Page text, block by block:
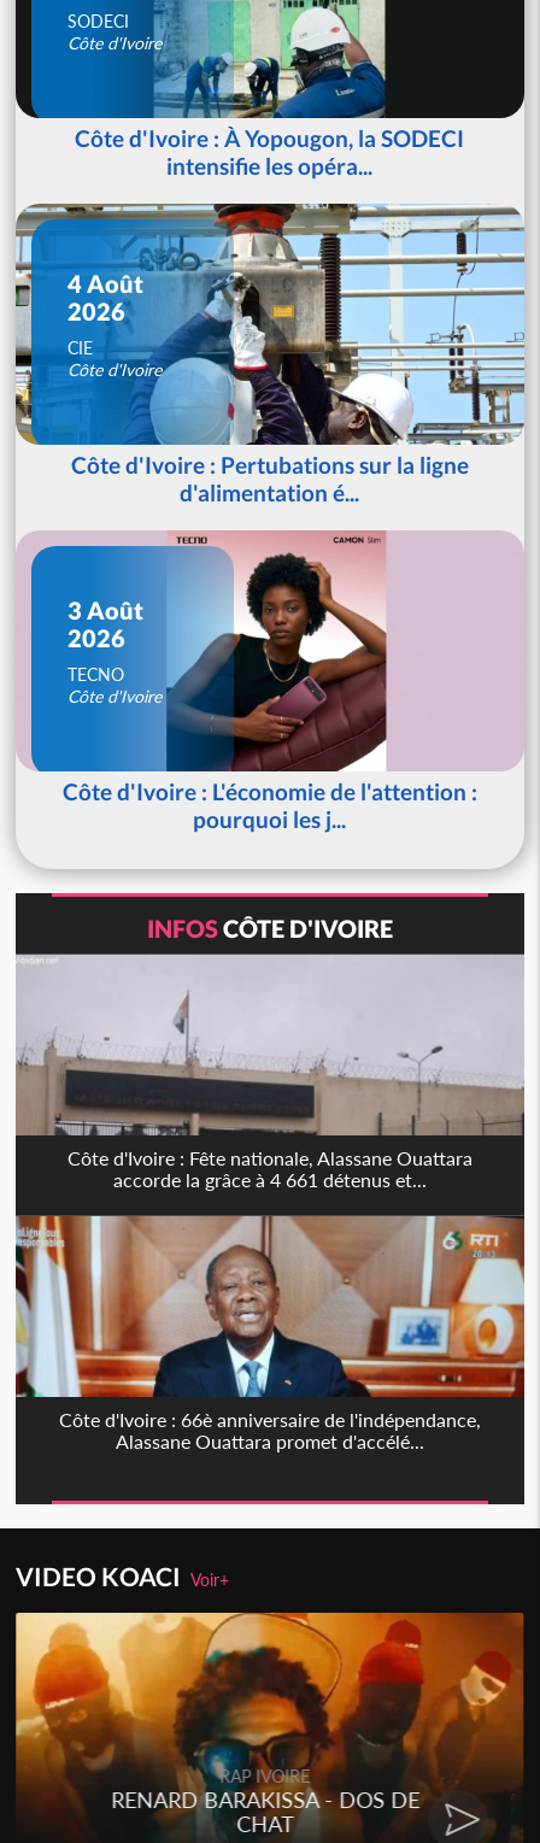
SODECI
Côte d'Ivoire
Côte d'Ivoire : À Yopougon, la SODECI
intensifie les opéra...
4 Août
2026
CIE
Côte d'Ivoire
Côte d'Ivoire : Pertubations sur la ligne
d'alimentation é...
3 Août
2026
TECNO
Côte d'Ivoire
Côte d'Ivoire : L'économie de l'attention :
pourquoi les j...
INFOSCÔTE D'IVOIRE
Côte d'Ivoire : Fête nationale, Alassane Ouattara
accorde la grâce à 4 661 détenus et...
Côte d'Ivoire : 66è anniversaire de l'indépendance,
Alassane Ouattara promet d'accélé...
VIDEO KOACIVoir+
RAP IVOIRE
RENARD BARAKISSA - DOS DE
CHAT